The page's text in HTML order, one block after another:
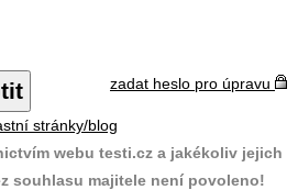
zadat heslo pro úpravu
stránky/blog
webu testi.cz a jakékoliv jejich
souhlasu majitele není povoleno!